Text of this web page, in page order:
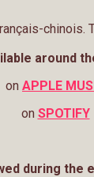
chinois.
on APPLE
on SPOTIFY
during the